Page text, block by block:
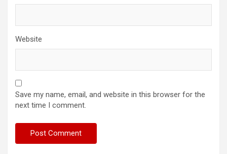
Website
Save my name, email, and website in this browser for the
next time I comment.